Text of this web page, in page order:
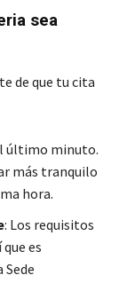
sea
de que tu cita
último minuto.
más tranquilo
hora.
: Los requisitos
es